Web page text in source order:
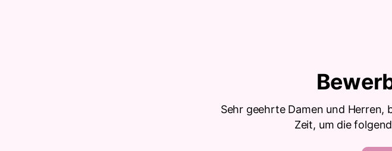
Sehr geehrte Damen und Herren,
Zeit, um die